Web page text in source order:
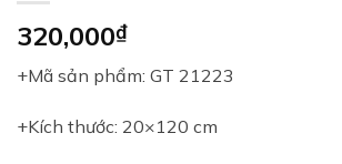
320,000₫
+Mã sản phẩm: GT 21223
+Kích thước: 20×120 cm